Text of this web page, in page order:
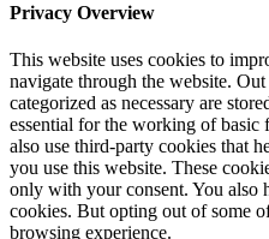
Privacy Overview
This website uses cookies to
navigate through the website.
categorized as necessary are
essential for the working of basic
also use third-party cookies that
you use this website. These
only with your consent. You also
cookies. But opting out of some
browsing experience.